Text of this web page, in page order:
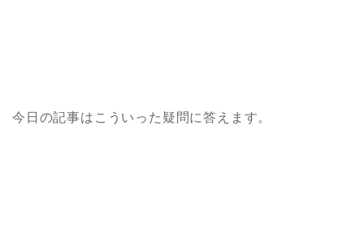
今日の記事はこういった疑問に答えます。